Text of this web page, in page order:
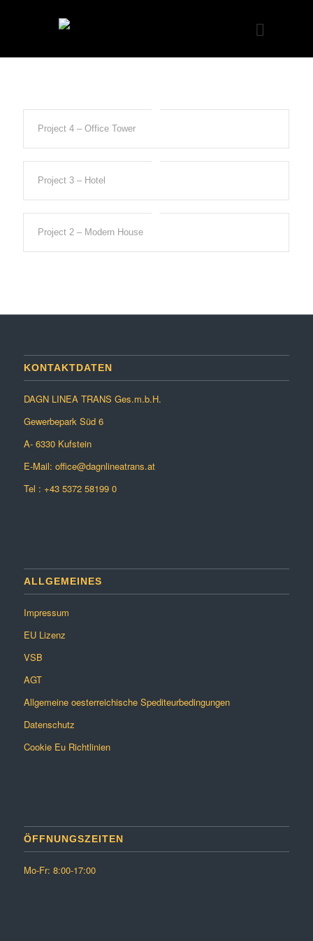
Project 4 – Office Tower
Project 3 – Hotel
Project 2 – Modern House
KONTAKTDATEN
DAGN LINEA TRANS Ges.m.b.H.
Gewerbepark Süd 6
A- 6330 Kufstein
E-Mail: office@dagnlineatrans.at
Tel : +43 5372 58199 0
ALLGEMEINES
Impressum
EU Lizenz
VSB
AGT
Allgemeine oesterreichische Spediteurbedingungen
Datenschutz
Cookie Eu Richtlinien
ÖFFNUNGSZEITEN
Mo-Fr: 8:00-17:00